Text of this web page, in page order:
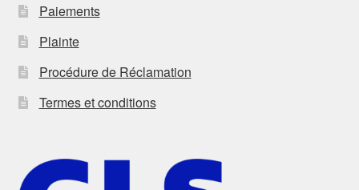
Paiements
Plainte
Procédure de Réclamation
Termes et conditions